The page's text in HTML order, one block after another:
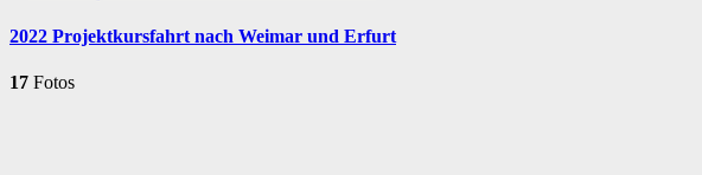
2022 Projektkursfahrt nach Weimar und Erfurt
17 Fotos